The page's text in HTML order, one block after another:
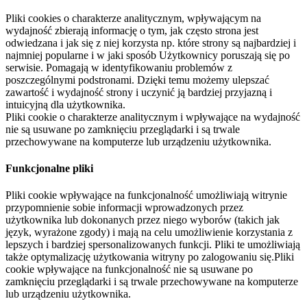
Pliki cookies o charakterze analitycznym, wpływającym na
wydajność zbierają informację o tym, jak często strona jest
odwiedzana i jak się z niej korzysta np. które strony są najbardziej i
najmniej popularne i w jaki sposób Użytkownicy poruszają się po
serwisie. Pomagają w identyfikowaniu problemów z
poszczególnymi podstronami. Dzięki temu możemy ulepszać
zawartość i wydajność strony i uczynić ją bardziej przyjazną i
intuicyjną dla użytkownika.
Pliki cookie o charakterze analitycznym i wpływające na wydajność
nie są usuwane po zamknięciu przeglądarki i są trwale
przechowywane na komputerze lub urządzeniu użytkownika.
Funkcjonalne pliki
Pliki cookie wpływające na funkcjonalność umożliwiają witrynie
przypomnienie sobie informacji wprowadzonych przez
użytkownika lub dokonanych przez niego wyborów (takich jak
język, wyrażone zgody) i mają na celu umożliwienie korzystania z
lepszych i bardziej spersonalizowanych funkcji. Pliki te umożliwiają
także optymalizację użytkowania witryny po zalogowaniu się.Pliki
cookie wpływające na funkcjonalność nie są usuwane po
zamknięciu przeglądarki i są trwale przechowywane na komputerze
lub urządzeniu użytkownika.